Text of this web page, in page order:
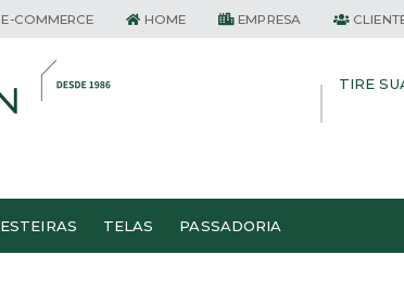
E-COMMERCE HOME EMPRESA
TIRE
ESTEIRAS TELAS PASSADORIA